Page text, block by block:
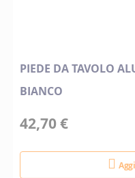
PIEDE DA TAVOLO
BIANCO
42,70 €